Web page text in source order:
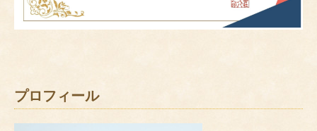
プロフィール